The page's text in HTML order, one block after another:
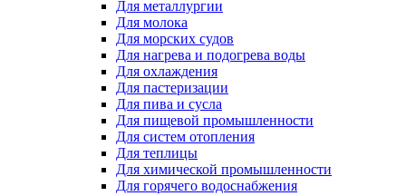
Для металлургии
Для молока
Для морских судов
Для нагрева и подогрева воды
Для охлаждения
Для пастеризации
Для пива и сусла
Для пищевой промышленности
Для систем отопления
Для теплицы
Для химической промышленности
Для горячего водоснабжения